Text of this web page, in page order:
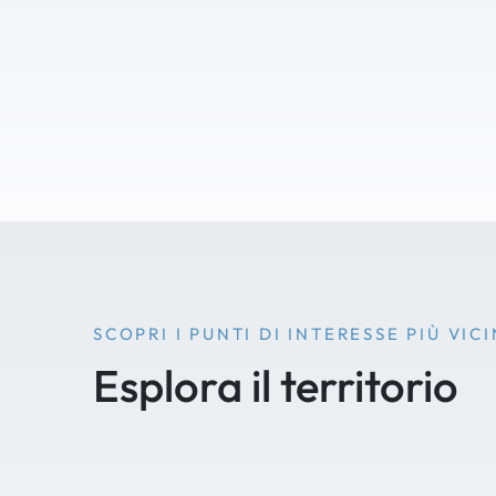
SCOPRI I PUNTI DI INTERESSE PIÙ
Esplora il territorio